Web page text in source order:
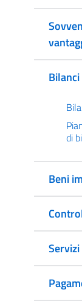
Bilanci
di
Beni